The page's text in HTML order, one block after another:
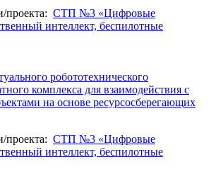
проекта: СТП №3 «Цифровые
интеллект, беспилотные
робототехнического
комплекса для взаимодействия с
на основе ресурсосберегающих
проекта: СТП №3 «Цифровые
интеллект, беспилотные